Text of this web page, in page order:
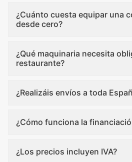
¿Cuánto cuesta equipar una
desde cero?
¿Qué maquinaria necesita
restaurante?
¿Realizáis envíos a toda
¿Cómo funciona la
¿Los precios incluyen IVA?